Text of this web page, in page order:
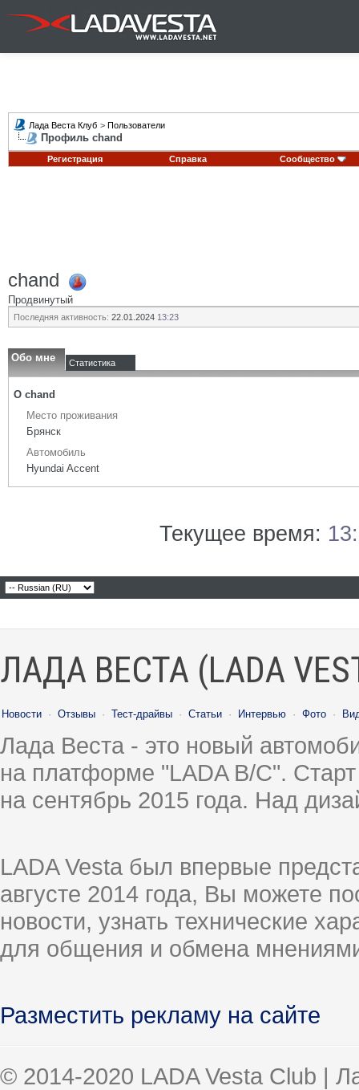
Лада Веста Клуб > Пользователи
Профиль chand
Регистрация Справка Сообщество
chand
Продвинутый
Последняя активность: 22.01.2024 13:23
Обо мне Статистика
О chand
Место проживания
Брянск
Автомобиль
Hyundai Accent
Текущее время:
ЛАДА ВЕСТА (LADA
Новости · Отзывы · Тест-драйвы · Статьи · Интервью · Фото ·
Лада Веста - это новый
на платформе "LADA B/C".
на сентябрь 2015 года. Над
LADA Vesta был впервые
августе 2014 года, Вы можете
новости, узнать технические
для общения и обмена
Разместить рекламу на сайте
© 2014-2020 LADA Vesta Club |